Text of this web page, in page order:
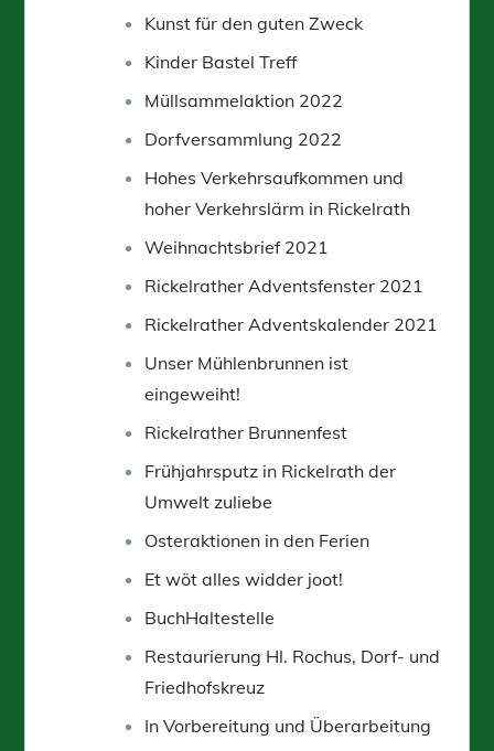
Kunst für den guten Zweck
Kinder Bastel Treff
Müllsammelaktion 2022
Dorfversammlung 2022
Hohes Verkehrsaufkommen und
hoher Verkehrslärm in Rickelrath
Weihnachtsbrief 2021
Rickelrather Adventsfenster 2021
Rickelrather Adventskalender 2021
Unser Mühlenbrunnen ist
eingeweiht!
Rickelrather Brunnenfest
Frühjahrsputz in Rickelrath der
Umwelt zuliebe
Osteraktionen in den Ferien
Et wöt alles widder joot!
BuchHaltestelle
Restaurierung Hl. Rochus, Dorf- und
Friedhofskreuz
In Vorbereitung und Überarbeitung